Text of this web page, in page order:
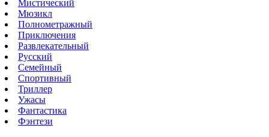
Мистический
Мюзикл
Полнометражный
Приключения
Развлекательный
Русский
Семейный
Спортивный
Триллер
Ужасы
Фантастика
Фэнтези